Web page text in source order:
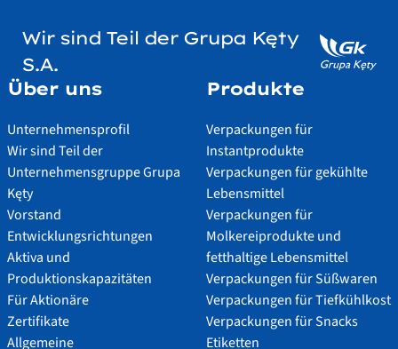
Wir sind Teil der Grupa Kęty
S.A.
Über uns
Unternehmensprofil
Wir sind Teil der
Unternehmensgruppe Grupa
Kęty
Vorstand
Entwicklungsrichtungen
Aktiva und
Produktionskapazitäten
Für Aktionäre
Zertifikate
Allgemeine
Produkte
Verpackungen für
Instantprodukte
Verpackungen für gekühlte
Lebensmittel
Verpackungen für
Molkereiprodukte und
fetthaltige Lebensmittel
Verpackungen für Süßwaren
Verpackungen für Tiefkühlkost
Verpackungen für Snacks
Etiketten